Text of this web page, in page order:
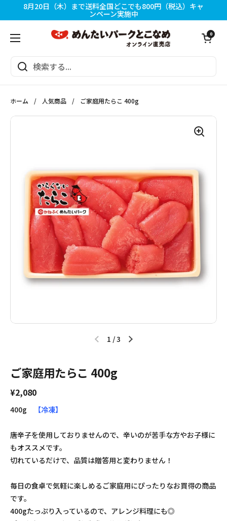
コンテンツへスキップ
8月20日（木）まで送料全国どこでも800円（税込）キャ
ンペーン実施中
メニューを開く
カートを開く
0
ホーム / 人気商品 / ご家庭用たらこ 400g
1 /3
ご家庭用たらこ 400g
¥2,080
400g 【冷凍】
唐辛子を使用しておりませんので、辛いのが苦手な方やお子様に
もオススメです。
切れているだけで、品質は贈答用と変わりません！
毎日の食卓で気軽に楽しめるご家庭用にぴったりなお買得の商品
です。
400gたっぷり入っているので、アレンジ料理にも◎